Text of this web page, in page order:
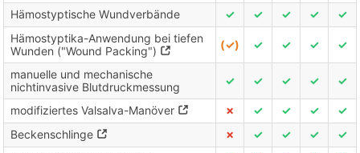
Hämostyptische Wundverbände ✓ ✓ ✓ ✓
✓
Hämostyptika-Anwendung bei tiefen
Wunden ("Wound Packing")
(✓) ✓ ✓ ✓ ✓
manuelle und mechanische
nichtinvasive Blutdruckmessung
✓ ✓ ✓ ✓ ✓
modifiziertes Valsalva-Manöver ✗ ✓ ✓ ✓
✓
Beckenschlinge
✗ ✓ ✓ ✓
✓